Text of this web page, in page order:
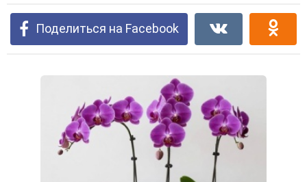
Поделиться на Facebook